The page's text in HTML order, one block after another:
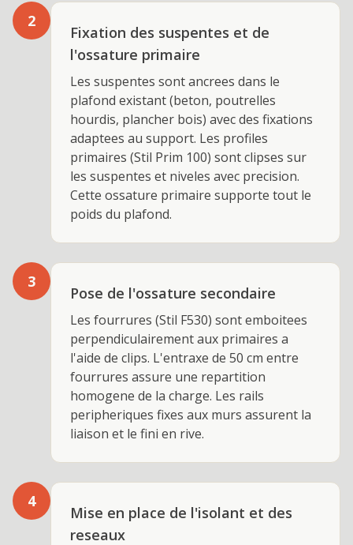
2
Fixation des suspentes et de
l'ossature primaire
Les suspentes sont ancrees dans le
plafond existant (beton, poutrelles
hourdis, plancher bois) avec des fixations
adaptees au support. Les profiles
primaires (Stil Prim 100) sont clipses sur
les suspentes et niveles avec precision.
Cette ossature primaire supporte tout le
poids du plafond.
3
Pose de l'ossature secondaire
Les fourrures (Stil F530) sont emboitees
perpendiculairement aux primaires a
l'aide de clips. L'entraxe de 50 cm entre
fourrures assure une repartition
homogene de la charge. Les rails
peripheriques fixes aux murs assurent la
liaison et le fini en rive.
4
Mise en place de l'isolant et des
reseaux